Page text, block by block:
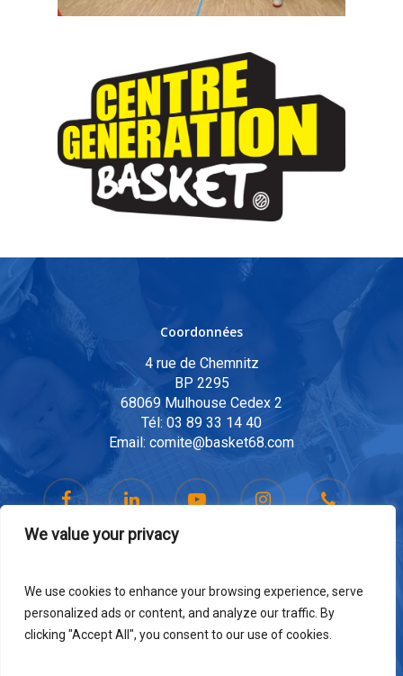
We value your privacy
We use cookies to enhance your browsing experience, serve
personalized ads or content, and analyze our traffic. By
clicking "Accept All", you consent to our use of cookies.
Coordonnées
4 rue de Chemnitz
BP 2295
68069 Mulhouse Cedex 2
Tél: 03 89 33 14 40
Email: comite@basket68.com